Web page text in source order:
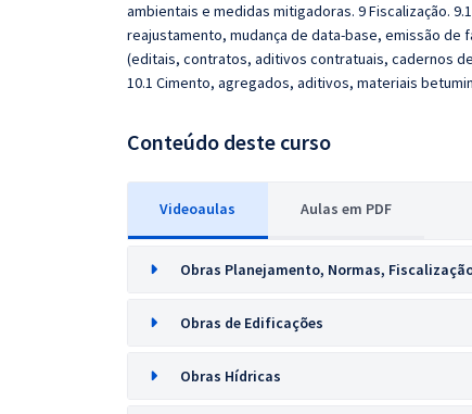
ambientais e medidas mitigadoras. 9 Fiscalização.
reajustamento, mudança de data-base, emissão
(editais, contratos, aditivos contratuais, cadernos
10.1 Cimento, agregados, aditivos, materiais
Conteúdo deste curso
Videoaulas Aulas em PDF
Obras Planejamento, Normas,
Obras de Edificações
Obras Hídricas